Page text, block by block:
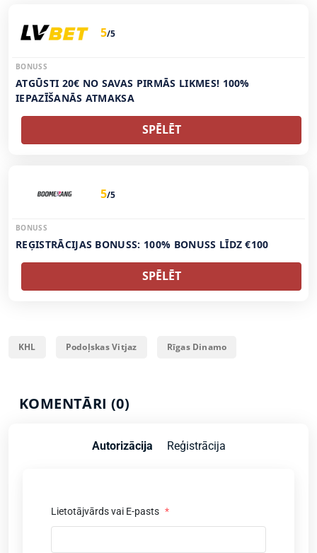
5/5
BONUSS
ATGŪSTI 20€ NO SAVAS PIRMĀS LIKMES! 100%
IEPAZĪŠANĀS ATMAKSA
SPĒLĒT
5/5
BONUSS
REĢISTRĀCIJAS BONUSS: 100% BONUSS LĪDZ €100
SPĒLĒT
KHL Podoļskas Vitjaz Rīgas Dinamo
KOMENTĀRI (0)
Autorizācija Reģistrācija
Lietotājvārds vai E-pasts *